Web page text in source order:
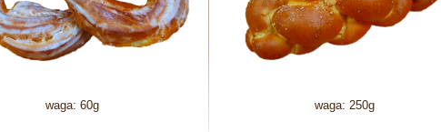
waga: 60g waga: 250g